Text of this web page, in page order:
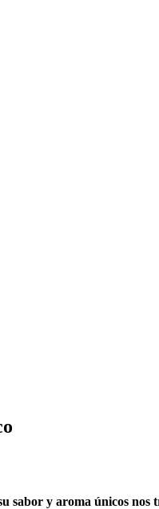
sabor y aroma únicos nos